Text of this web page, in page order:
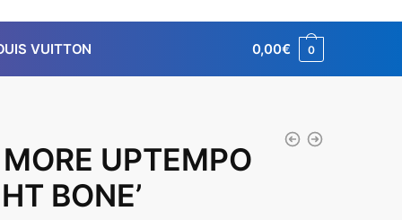
VUITTON 0,00€ 0
UPTEMPO
BONE’